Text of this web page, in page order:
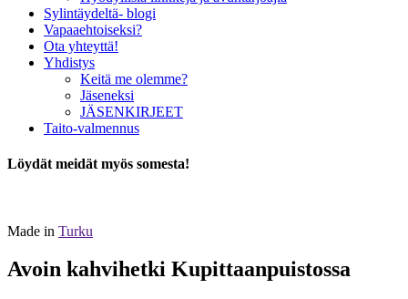
Sylintäydeltä- blogi
Vapaaehtoiseksi?
Ota yhteyttä!
Yhdistys
Keitä me olemme?
Jäseneksi
JÄSENKIRJEET
Taito-valmennus
Löydät meidät myös somesta!
Made in Turku
Avoin kahvihetki Kupittaanpuistossa